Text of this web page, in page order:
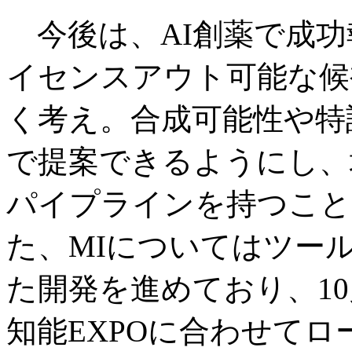
今後は、AI創薬で成功
イセンスアウト可能な
く考え。合成可能性や
で提案できるようにし
パイプラインを持つこ
た、MIについてはツー
た開発を進めており、
知能EXPOに合わせて